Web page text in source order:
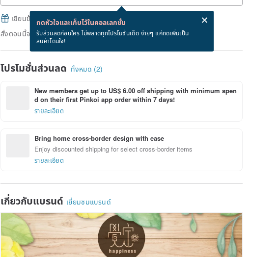
กดหัวใจและเก็บไว้ในคอลเลกชั่น
รับส่วนลดก่อนใคร ไม่พลาดทุกโปรโมชั่นเด็ด ง่ายๆ แค่กดเพิ่มเป็น
สินค้าโดนใจ!
เขียนข้อความและส่ง eCard ฟรีเมื่อซื้อสินค้า!
สั่งตอนนี้จะได้รับภายใน 8/19~8/29
โปรโมชั่นส่วนลด ทั้งหมด (2)
New members get up to US$ 6.00 off shipping with minimum spen
d on their first Pinkoi app order within 7 days!
รายละเอียด
Bring home cross-border design with ease
Enjoy discounted shipping for select cross-border items
รายละเอียด
เกี่ยวกับแบรนด์ เยี่ยมชมแบรนด์